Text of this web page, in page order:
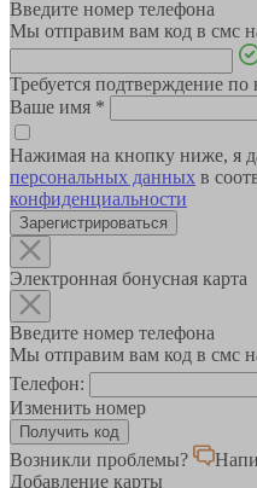
Введите номер телефона
Мы отправим вам код в смс
Требуется подтверждение по
Ваше имя *
Нажимая на кнопку ниже, я
персональных данных в
конфиденциальности
Зарегистрироваться
Электронная бонусная карта
Введите номер телефона
Мы отправим вам код в смс
Телефон:
Изменить номер
Возникли проблемы?
Добавление карты